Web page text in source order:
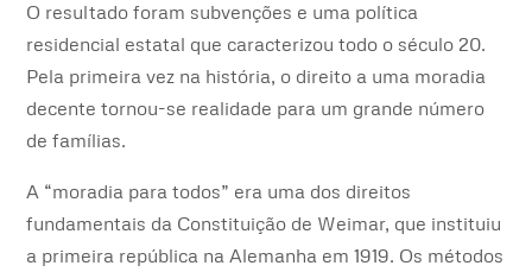
O resultado foram subvenções e uma política
residencial estatal que caracterizou todo o século 20.
Pela primeira vez na história, o direito a uma moradia
decente tornou-se realidade para um grande número
de famílias.
A “moradia para todos” era uma dos direitos
fundamentais da Constituição de Weimar, que instituiu
a primeira república na Alemanha em 1919. Os métodos